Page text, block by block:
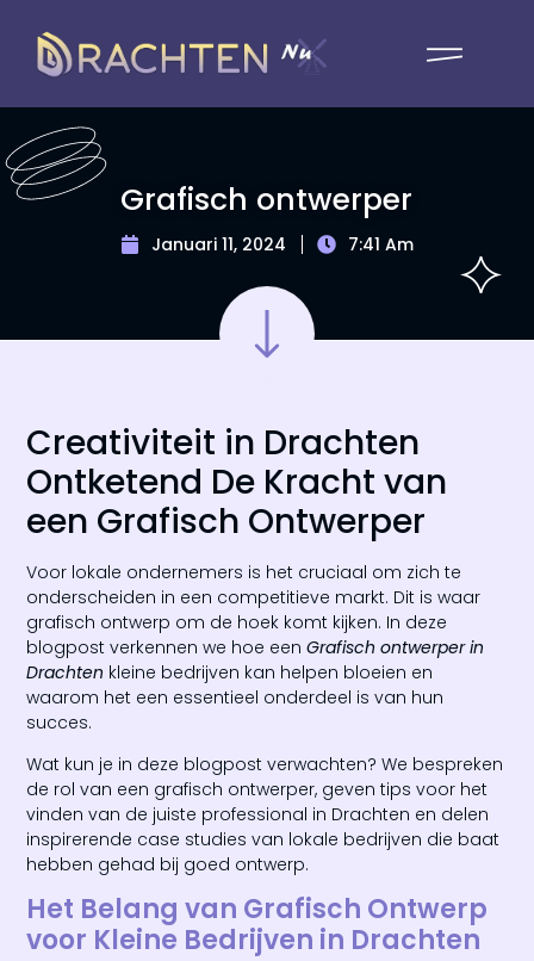
Grafisch ontwerper
Januari 11, 2024 7:41 Am
Creativiteit in Drachten
Ontketend De Kracht van
een Grafisch Ontwerper
Voor lokale ondernemers is het cruciaal om zich te
onderscheiden in een competitieve markt. Dit is waar
grafisch ontwerp om de hoek komt kijken. In deze
blogpost verkennen we hoe eenGrafisch ontwerper in
Drachten kleine bedrijven kan helpen bloeien en
waarom het een essentieel onderdeel is van hun
succes.
Wat kun je in deze blogpost verwachten? We bespreken
de rol van een grafisch ontwerper, geven tips voor het
vinden van de juiste professional in Drachten en delen
inspirerende case studies van lokale bedrijven die baat
hebben gehad bij goed ontwerp.
Het Belang van Grafisch Ontwerp
voor Kleine Bedrijven in Drachten